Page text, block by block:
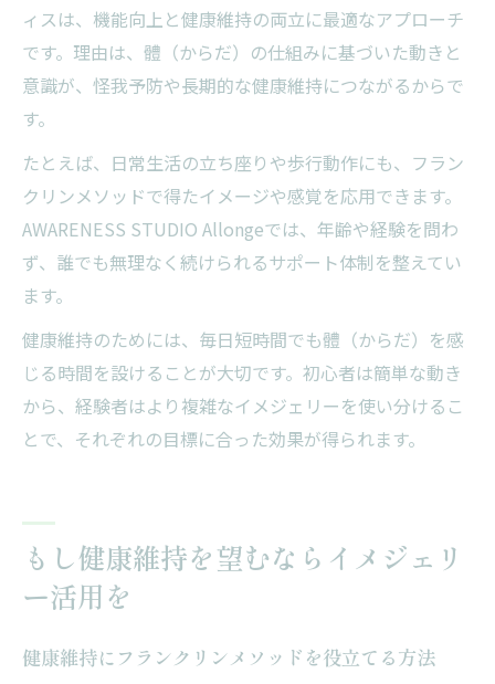
ィスは、機能向上と健康維持の両立に最適なアプローチ
です。理由は、體（からだ）の仕組みに基づいた動きと
意識が、怪我予防や長期的な健康維持につながるからで
す。
たとえば、日常生活の立ち座りや歩行動作にも、フラン
クリンメソッドで得たイメージや感覚を応用できます。
AWARENESS STUDIO Allongeでは、年齢や経験を問わ
ず、誰でも無理なく続けられるサポート体制を整えてい
ます。
健康維持のためには、毎日短時間でも體（からだ）を感
じる時間を設けることが大切です。初心者は簡単な動き
から、経験者はより複雑なイメジェリーを使い分けるこ
とで、それぞれの目標に合った効果が得られます。
もし健康維持を望むならイメジェリ
ー活用を
健康維持にフランクリンメソッドを役立てる方法